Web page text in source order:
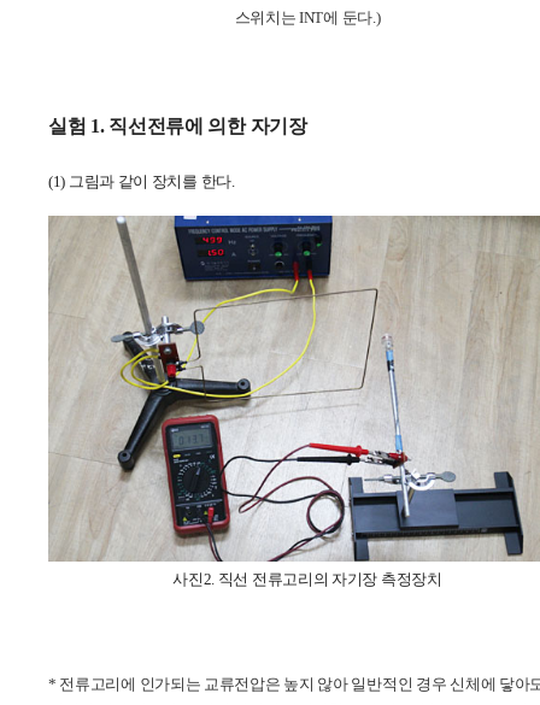
스위치는 INT에 둔다.)
실험 1. 직선전류에 의한 자기장
(1) 그림과 같이 장치를 한다.
사진2. 직선 전류고리의 자기장 측정장치
* 전류고리에 인가되는 교류전압은 높지 않아 일반적인 경우 신체에 닿아